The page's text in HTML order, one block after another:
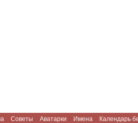
Советы Аватарки Имена Календарь